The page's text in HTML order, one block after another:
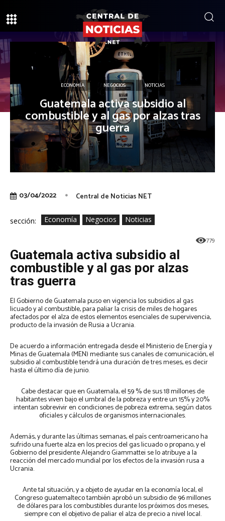
ECONOMÍA NEGOCIOS NOTICIAS
Guatemala activa subsidio al
combustible y al gas por alzas tras
guerra
03/04/2022 Central de Noticias NET
sección: Economía Negocios Noticias
779
Guatemala activa subsidio al
combustible y al gas por alzas
tras guerra
El Gobierno de Guatemala puso en vigencia los subsidios al gas
licuado y al combustible, para paliar la crisis de miles de hogares
afectados por el alza de estos elementos esenciales de supervivencia,
producto de la invasión de Rusia a Ucrania.
De acuerdo a información entregada desde el Ministerio de Energía y
Minas de Guatemala (MEN) mediante sus canales de comunicación, el
subsidio al combustible tendrá una duración de tres meses, es decir
hasta el último día de junio.
Cabe destacar que en Guatemala, el 59 % de sus 18 millones de
habitantes viven bajo el umbral de la pobreza y entre un 15% y 20%
intentan sobrevivir en condiciones de pobreza extrema, según datos
oficiales y cálculos de organismos internacionales.
Además, y durante las últimas semanas, el país centroamericano ha
sufrido una fuerte alza en los precios del gas licuado o propano, y el
Gobierno del presidente Alejandro Giammattei se lo atribuye a la
reacción del mercado mundial por los efectos de la invasión rusa a
Ucrania.
Ante tal situación, y a objeto de ayudar en la economía local, el
Congreso guatemalteco también aprobó un subsidio de 96 millones
de dólares para los combustibles durante los próximos dos meses,
siempre con el objetivo de paliar el alza de precio a nivel local.